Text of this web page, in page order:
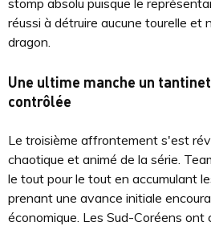
stomp absolu puisque le
réussi à détruire aucune tourelle et
dragon.
Une ultime manche un
contrôlée
Le troisième affrontement s'est
chaotique et animé de la série.
le tout pour le tout en accumulant
prenant une avance initiale
économique. Les Sud-Coréens